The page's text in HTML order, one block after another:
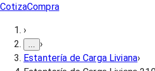
CotizaCompra
›
›
Estantería de Carga Liviana›